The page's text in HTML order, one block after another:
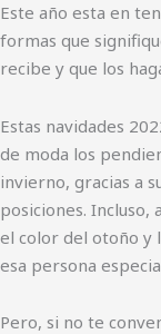
Este año esta en
formas que
recibe y que los
Estas navidades
de moda los
invierno, gracias a
posiciones. Incluso,
el color del otoño y
esa persona
Pero, si no te